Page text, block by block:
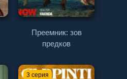
Преемник: зов
предков
3 серия